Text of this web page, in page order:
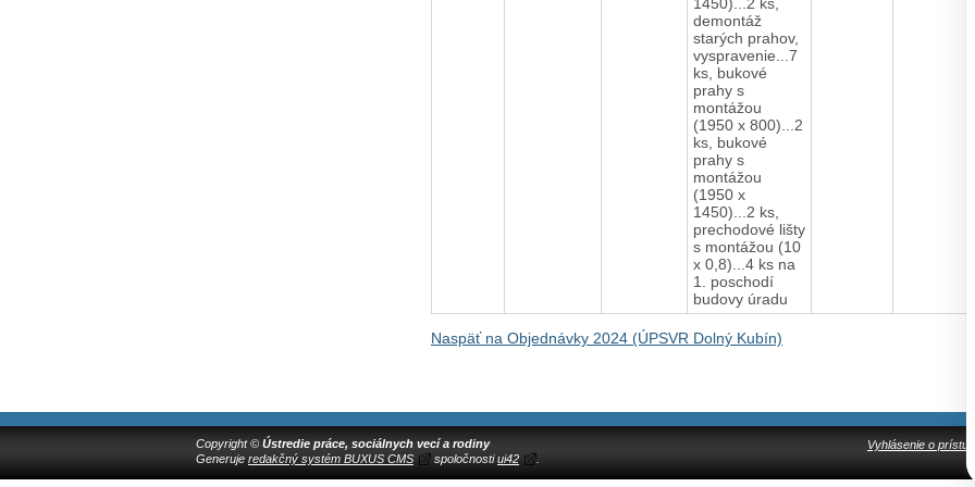
demontáž
starých prahov,
vyspravenie...7
ks, bukové
prahy s
montážou
(1950 x 800)...2
ks, bukové
prahy s
montážou
(1950 x
1450)...2 ks,
prechodové lišty
s montážou (10
x 0,8)...4 ks na
1. poschodí
budovy úradu
Naspäť na Objednávky 2024 (ÚPSVR Dolný Kubín)
Copyright © Ústredie práce, sociálnych vecí a rodiny Vyhlásenie o
Generuje redakčný systém BUXUS CMS spoločnostiui42